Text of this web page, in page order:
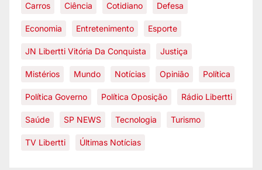
Carros Ciência Cotidiano Defesa
Economia Entretenimento Esporte
JN Libertti Vitória Da Conquista Justiça
Mistérios Mundo Notícias Opinião Política
Política Governo Política Oposição Rádio Libertti
Saúde SP NEWS Tecnologia Turismo
TV Libertti Últimas Notícias